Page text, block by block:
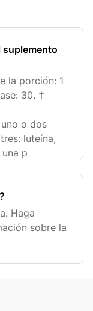
suplemento
la porción: 1
30. †
o dos
luteína,
p
Haga
sobre la